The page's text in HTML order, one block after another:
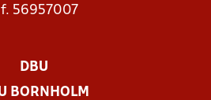
56957007
DBU
BORNHOLM